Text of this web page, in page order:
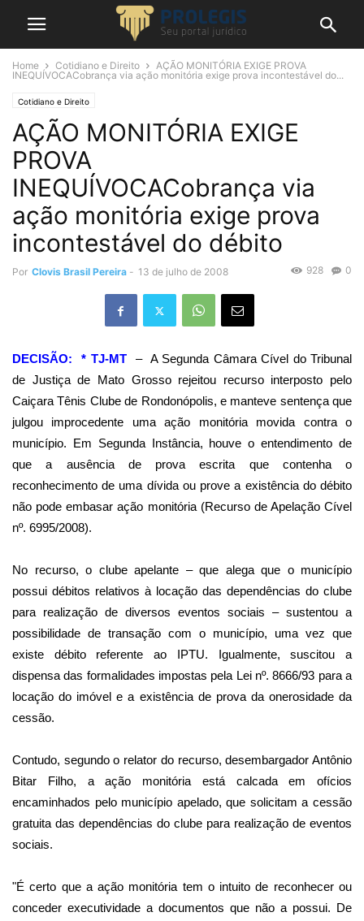
Home Cotidiano e Direito
AÇÃO MONITÓRIA EXIGE PROVA
INEQUÍVOCACobrança via ação monitória exige prova incontestável do...
Cotidiano e Direito
AÇÃO MONITÓRIA EXIGE
PROVA
INEQUÍVOCACobrança via
ação monitória exige prova
incontestável do débito
Por Clovis Brasil Pereira - 13 de julho de 2008 0
928
DECISÃO: * TJ-MT– A Segunda Câmara Cível do Tribunal
de Justiça de Mato Grosso rejeitou recurso interposto pelo
Caiçara Tênis Clube de Rondonópolis, e manteve sentença que
julgou improcedente uma ação monitória movida contra o
município. Em Segunda Instância, houve o entendimento de
que a ausência de prova escrita que contenha o
reconhecimento de uma dívida ou prove a existência do débito
não pode embasar ação monitória (Recurso de Apelação Cível
nº. 6995/2008).
No recurso, o clube apelante – que alega que o município
possui débitos relativos à locação das dependências do clube
para realização de diversos eventos sociais – sustentou a
possibilidade de transação com o município, uma vez que
existe débito referente ao IPTU. Igualmente, suscitou a
dispensa das formalidades impostas pela Lei nº. 8666/93 para a
locação do imóvel e a existência de prova da onerosidade da
cessão.
Contudo, segundo o relator do recurso, desembargador Antônio
Bitar Filho, a ação monitória está calcada em ofícios
encaminhados pelo município apelado, que solicitam a cessão
gratuita das dependências do clube para realização de eventos
sociais.
"É certo que a ação monitória tem o intuito de reconhecer ou
conceder executividade a documentos que não a possui. De